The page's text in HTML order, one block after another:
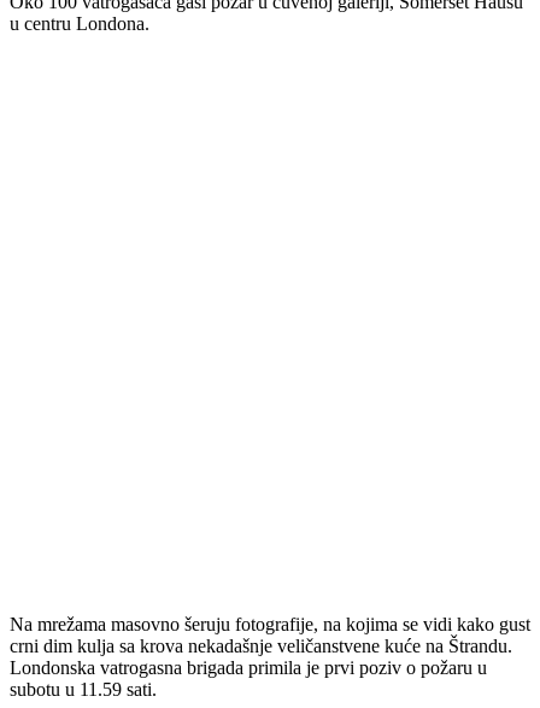
u centru Londona.
Na mrežama masovno šeruju fotografije, na kojima se vidi kako gust
crni dim kulja sa krova nekadašnje veličanstvene kuće na Štrandu.
Londonska vatrogasna brigada primila je prvi poziv o požaru u
subotu u 11.59 sati.